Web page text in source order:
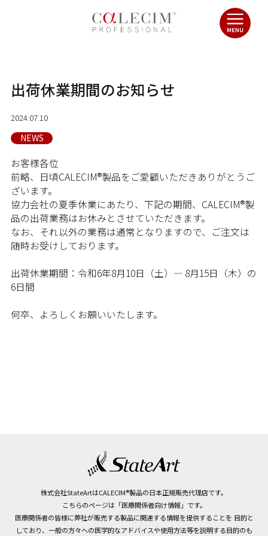
出荷休業期間のお知らせ
2024.07.10
NEWS
お客様各位
前略、日頃CALECIM®製品をご愛顧いただきありがとうご
ざいます。
協力会社の夏季休業にあたり、下記の期間、CALECIM®製
品の出荷業務はお休みとさせていただきます。
なお、それ以外の業務は通常となりますので、ご注文は
随時お受けしております。
出荷休業期間：令和6年8月10日（土）— 8月15日（木）の
6日間
何卒、よろしくお願いいたします。
株式会社StateArtはCALECIM®製品の日本正規販売代理店です。
こちらのページは「医療関係者向け情報」です。
医療関係者の皆様に弊社が販売する製品に関連する情報を提供することを 目的と
しており、一般の方々への医学的なアドバイスや使用方法等を説明する目的のも